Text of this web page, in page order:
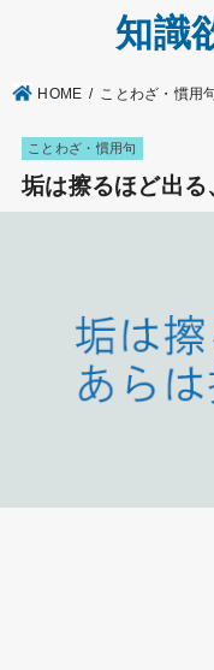
知識
HOME ことわざ・慣用
ことわざ・慣用句
垢は擦るほど出